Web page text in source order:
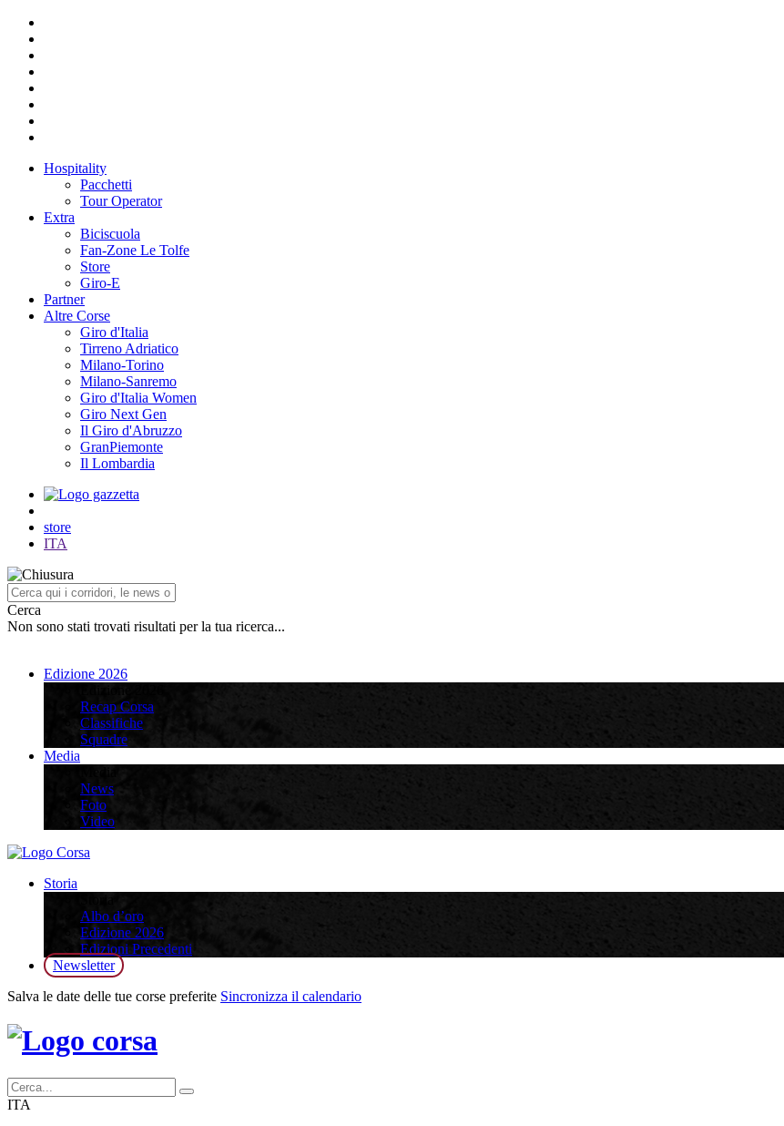
Hospitality
Pacchetti
Tour Operator
Extra
Biciscuola
Fan-Zone Le Tolfe
Store
Giro-E
Partner
Altre Corse
Giro d'Italia
Tirreno Adriatico
Milano-Torino
Milano-Sanremo
Giro d'Italia Women
Giro Next Gen
Il Giro d'Abruzzo
GranPiemonte
Il Lombardia
store
ITA
Cerca
Non sono stati trovati risultati per la tua ricerca...
Edizione 2026
Recap Corsa
Classifiche
Squadre
Media
News
Foto
Video
Storia
Albo d’oro
Edizione 2026
Edizioni Precedenti
Newsletter
Salva le date delle tue corse preferite Sincronizza il calendario
ITA